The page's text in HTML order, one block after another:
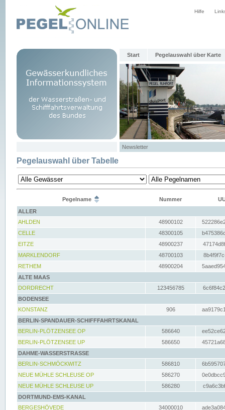
Hilfe
Start Pegelauswahl über Karte
Newsletter
Pegelauswahl über Tabelle
Pegelname Nummer
ALLER
AHLDEN
48900102
CELLE
48300105
EITZE
48900237
MARKLENDORF
48700103
RETHEM
48900204
ALTE MAAS
DORDRECHT
123456785
BODENSEE
KONSTANZ
906
BERLIN-SPANDAUER-SCHIFFFAHRTSKANAL
BERLIN-PLÖTZENSEE OP
586640
BERLIN-PLÖTZENSEE UP
586650
DAHME-WASSERSTRASSE
BERLIN-SCHMÖCKWITZ
586810
NEUE MÜHLE SCHLEUSE OP
586270
NEUE MÜHLE SCHLEUSE UP
586280
DORTMUND-EMS-KANAL
BERGESHÖVEDE
34000010